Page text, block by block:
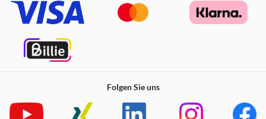
Folgen Sie uns